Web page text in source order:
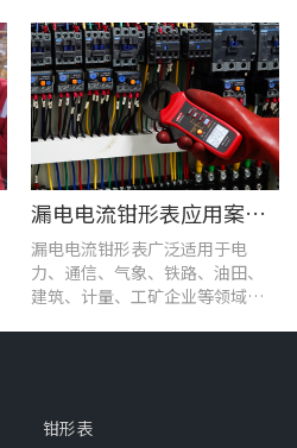
漏电电流钳形表应用案例：电气设备检测
漏电电流钳形表广泛适用于电
力、通信、气象、铁路、油田、
建筑、计量、工矿企业等领域的
钳形表